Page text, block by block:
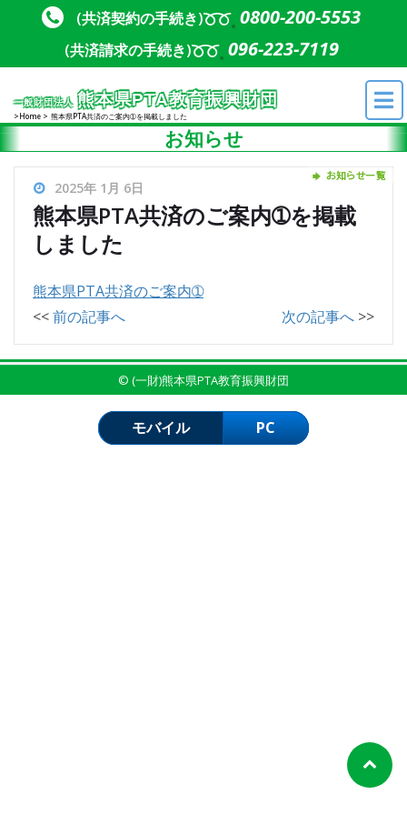
Skip to content
Skip to content(共済契約の手続き) 0800-200-5553
(共済請求の手続き) 096-223-7119
一般財団法人 熊本県PTA教育振興財団
Home 熊本県PTA共済のご案内➀を掲載しました
お知らせ
2025年 1月 6日
熊本県PTA共済のご案内➀を掲載
しました
熊本県PTA共済のご案内➀
<<前の記事へ 次の記事へ >>
© (一財)熊本県PTA教育振興財団
モバイル PC